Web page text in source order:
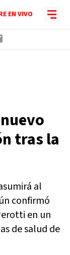
EN VIVO
tras la
al
confirmó
en un
de salud de